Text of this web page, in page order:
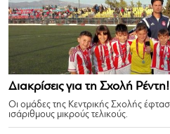
Διακρίσεις για τη Σχολή Ρέντη!
Οι ομάδες της Κεντρικής Σχολής
ισάριθμους μικρούς τελικούς.